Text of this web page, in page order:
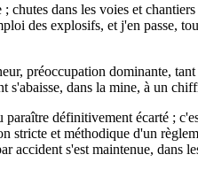
dans les voies et
des explosifs, et j'en passe,
préoccupation dominante,
dans la mine, à un
définitivement écarté ;
stricte et méthodique d'un
accident s'est maintenue,